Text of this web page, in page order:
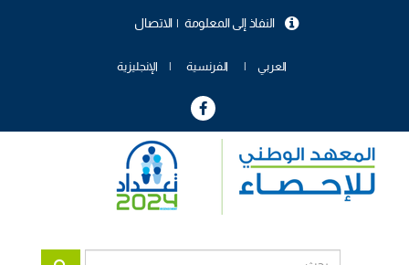
الاتصال النفاذ إلى المعلومة
العربي الفرنسية الإنجليزية